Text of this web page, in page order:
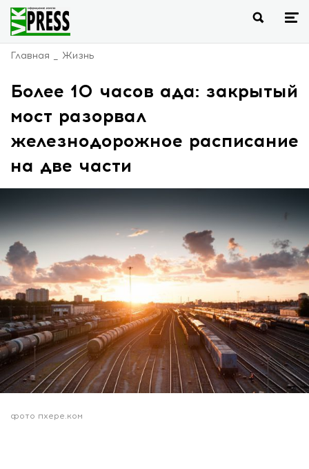
Главная Жизнь
Более 10 часов ада: закрытый
мост разорвал
железнодорожное расписание
на две части
фото пхере.ком